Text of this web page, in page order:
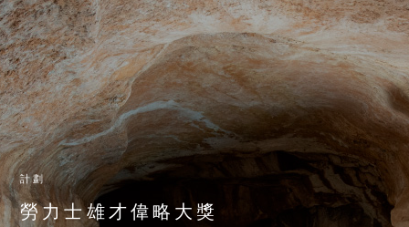
計劃
勞力士雄才偉略大獎